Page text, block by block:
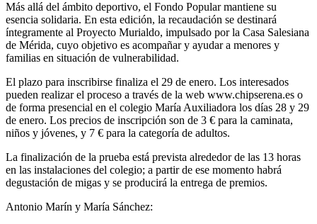
Más allá del ámbito deportivo, el Fondo Popular mantiene su
esencia solidaria. En esta edición, la recaudación se destinará
íntegramente al Proyecto Murialdo, impulsado por la Casa Salesiana
de Mérida, cuyo objetivo es acompañar y ayudar a menores y
familias en situación de vulnerabilidad.
El plazo para inscribirse finaliza el 29 de enero. Los interesados
pueden realizar el proceso a través de la web www.chipserena.es o
de forma presencial en el colegio María Auxiliadora los días 28 y 29
de enero. Los precios de inscripción son de 3 € para la caminata,
niños y jóvenes, y 7 € para la categoría de adultos.
La finalización de la prueba está prevista alrededor de las 13 horas
en las instalaciones del colegio; a partir de ese momento habrá
degustación de migas y se producirá la entrega de premios.
Antonio Marín y María Sánchez: